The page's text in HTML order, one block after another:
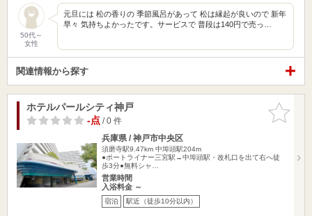
50代～
女性
元旦には 松の香りの 季節風呂があって 松は縁起が良いので 新年
早々 気持ちよかったです。サービスで 普段は140円で売っ…
関連情報から探す
お気に入
りに追加
ホテルパールシティ神戸
-点/ 0 件
兵庫県 / 神戸市中央区
須磨寺駅9.47km 中埠頭駅204m
●ポートライナー三宮駅→中埠頭駅・改札口を出て右へ徒
歩3分●無料シャ…
営業時間
入浴料金 ～
宿泊 駅近（徒歩10分以内）